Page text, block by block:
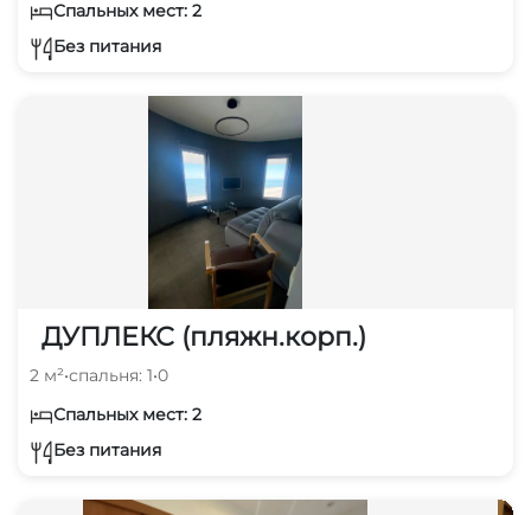
Спальных мест: 2
Без питания
ДУПЛЕКС (пляжн.корп.)
2 м²•спальня: 1•0
Спальных мест: 2
Без питания